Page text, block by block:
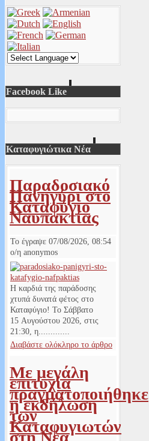
Facebook Like
Καταφυγιώτικα Νέα
Παραδοσιακό
Πανηγύρι στο
Καταφύγιο
Ναυπακτίας
Το έγραψε 07/08/2026, 08:54
ο/η anonymos
Η καρδιά της παράδοσης
χτυπά δυνατά φέτος στο
Καταφύγιο! Το Σάββατο
15 Αυγούστου 2026, στις
21:30, η.............
Διαβάστε ολόκληρο το άρθρο
Με μεγάλη
επιτυχία
πραγματοποιήθηκε
η εκδήλωση
των
Καταφυγιωτών
στη Νέα